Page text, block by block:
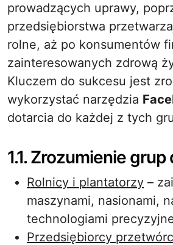
prowadzących uprawy,
przedsiębiorstwa
rolne, aż po konsumentów
zainteresowanych zdrową
Kluczem do sukcesu jest
wykorzystać narzędzia
dotarcia do każdej z tych
1.1. Zrozumienie
Rolnicy i plantatorzy –
maszynami, nasionami,
technologiami
Przedsiębiorcy